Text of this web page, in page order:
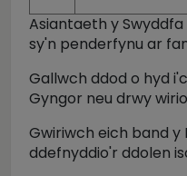
Asiantaeth y Swyddfa
sy'n penderfynu ar
Gallwch ddod o hyd
Gyngor neu drwy
Gwiriwch eich band
ddefnyddio'r ddolen